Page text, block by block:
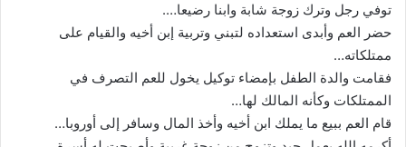
توفي رجل وترك زوجة شابة وابنا رضيعا….
حضر العم وأبدى استعداده لتبني وتربية إبن أخيه والقيام على
ممتلكاته…
فقامت والدة الطفل بإمضاء توكيل يخول للعم التصرف في
الممتلكات وكأنه المالك لها…
قام العم ببيع ما يملك ابن أخيه وأخذ المال وسافر إلى أوروبا…